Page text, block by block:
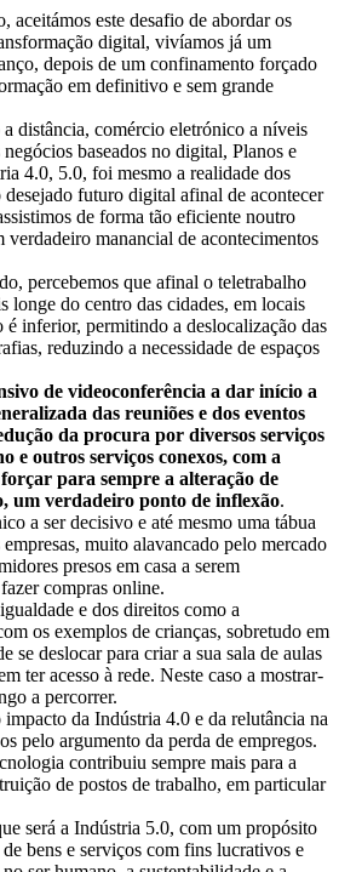
aceitámos este desafio de abordar os
digital, vivíamos já um
depois de um confinamento forçado
em definitivo e sem grande
distância, comércio eletrónico a níveis
baseados no digital, Planos e
4.0, 5.0, foi mesmo a realidade dos
desejado futuro digital afinal de acontecer
de forma tão eficiente noutro
manancial de acontecimentos
percebemos que afinal o teletrabalho
longe do centro das cidades, em locais
é inferior, permitindo a deslocalização das
reduzindo a necessidade de espaços
de videoconferência a dar início a
das reuniões e dos eventos
da procura por diversos serviços
e outros serviços conexos, com a
para sempre a alteração de
um verdadeiro ponto de inflexão.
a ser decisivo e até mesmo uma tábua
muito alavancado pelo mercado
presos em casa a serem
compras online.
e dos direitos como a
os exemplos de crianças, sobretudo em
se deslocar para criar a sua sala de aulas
ter acesso à rede. Neste caso a mostrar-
a percorrer.
da Indústria 4.0 e da relutância na
pelo argumento da perda de empregos.
contribuiu sempre mais para a
de postos de trabalho, em particular
será a Indústria 5.0, com um propósito
bens e serviços com fins lucrativos e